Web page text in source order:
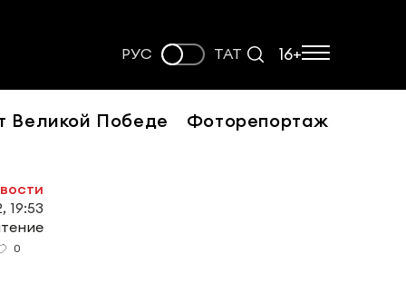
РУС ТАТ 16+
Великой Победе Фоторепортаж
19:53
0